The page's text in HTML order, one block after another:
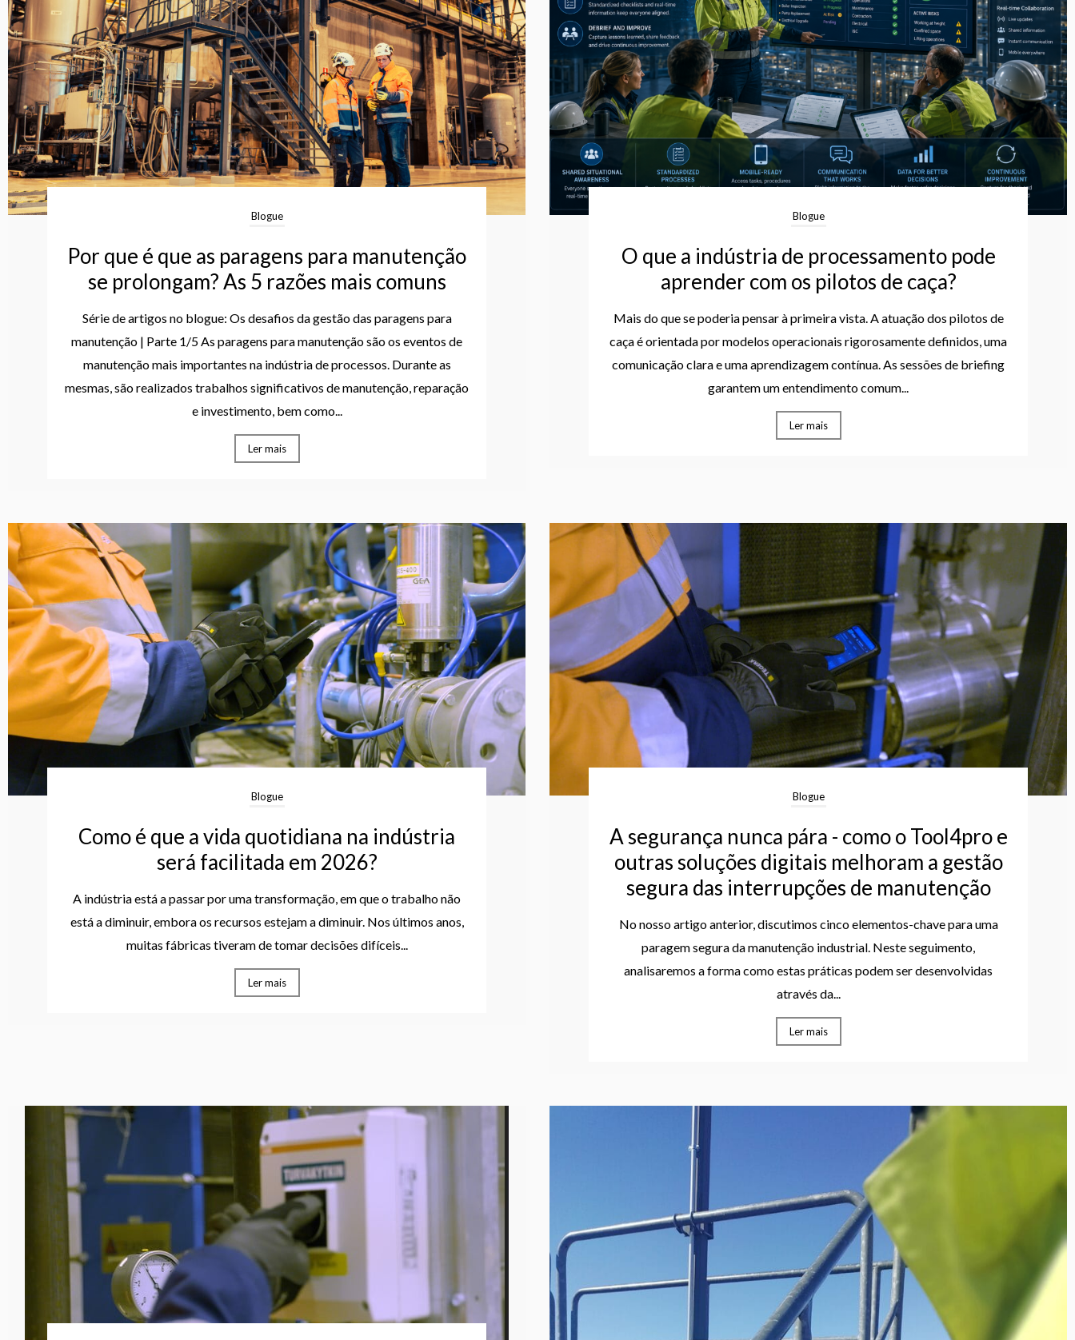
Blogue
Por que é que as paragens para manutenção
se prolongam? As 5 razões mais comuns
Série de artigos no blogue: Os desafios da gestão das paragens para
manutenção | Parte 1/5 As paragens para manutenção são os eventos de
manutenção mais importantes na indústria de processos. Durante as
mesmas, são realizados trabalhos significativos de manutenção, reparação
e investimento, bem como...
Ler mais
Blogue
O que a indústria de processamento pode
aprender com os pilotos de caça?
Mais do que se poderia pensar à primeira vista. A atuação dos pilotos de
caça é orientada por modelos operacionais rigorosamente definidos, uma
comunicação clara e uma aprendizagem contínua. As sessões de briefing
garantem um entendimento comum...
Ler mais
Blogue
Como é que a vida quotidiana na indústria
será facilitada em 2026?
A indústria está a passar por uma transformação, em que o trabalho não
está a diminuir, embora os recursos estejam a diminuir. Nos últimos anos,
muitas fábricas tiveram de tomar decisões difíceis...
Ler mais
Blogue
A segurança nunca pára - como o Tool4pro e
outras soluções digitais melhoram a gestão
segura das interrupções de manutenção
No nosso artigo anterior, discutimos cinco elementos-chave para uma
paragem segura da manutenção industrial. Neste seguimento,
analisaremos a forma como estas práticas podem ser desenvolvidas
através da...
Ler mais